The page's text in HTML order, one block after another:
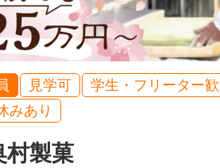
見学可
学生・フリーター
みあり
村製菓